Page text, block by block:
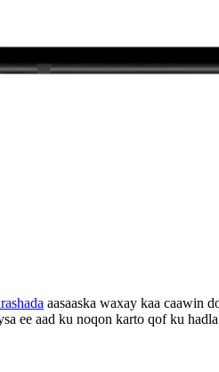
aasaaska waxay kaa caawin
ee aad ku noqon karto qof ku